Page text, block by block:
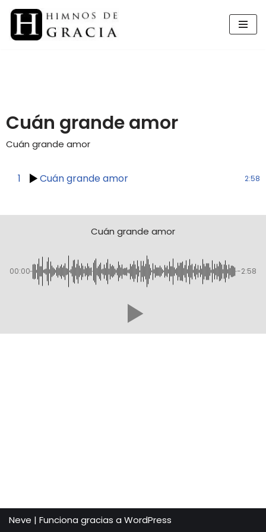
Saltar
Cuán grande amor
Cuán grande amor
1 Cuán grande amor 2:58
Cuán grande amor
00:00 -2:58
Neve | Funciona gracias a WordPress